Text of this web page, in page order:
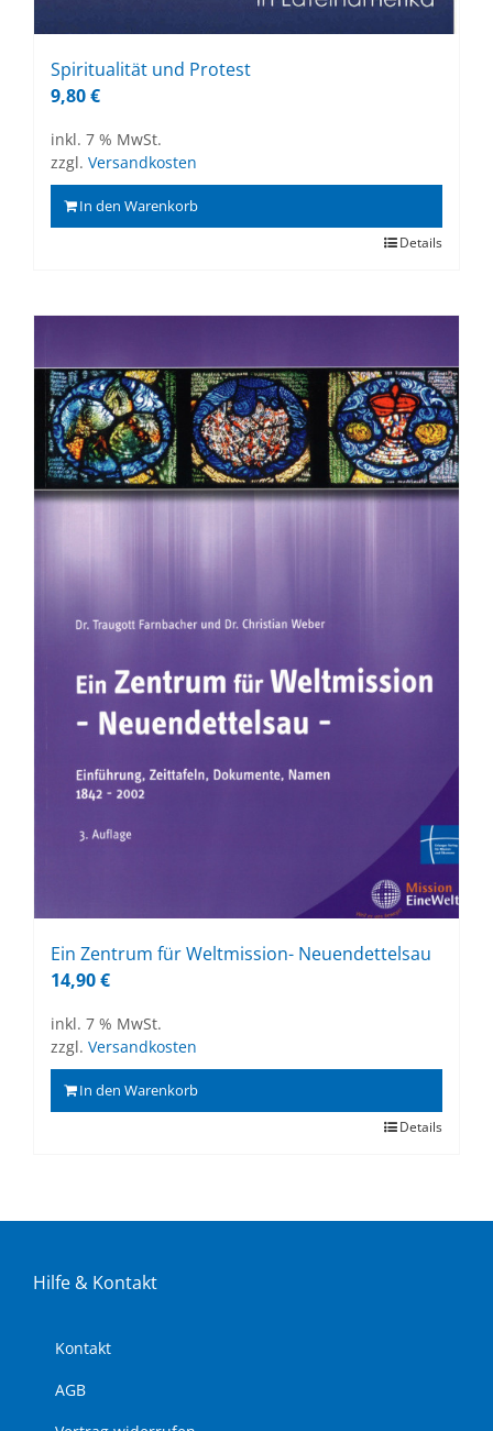
Spi­ri­tua­li­tät und Pro­test
9,80€
inkl. 7 % MwSt.
zzgl. Versandkosten
In den Warenkorb
Details
Ein Zen­trum für Welt­mis­si­on- Neu­en­det­tels­au
14,90€
inkl. 7 % MwSt.
zzgl. Versandkosten
In den Warenkorb
Details
Hil­fe & Kon­takt
Kon­takt
AGB